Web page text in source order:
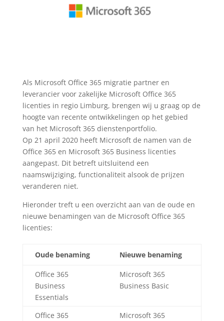
Als Microsoft Office 365 migratie partner en
leverancier voor zakelijke Microsoft Office 365
licenties in regio Limburg, brengen wij u graag op de
hoogte van recente ontwikkelingen op het gebied
van het Microsoft 365 dienstenportfolio.
Op 21 april 2020 heeft Microsoft de namen van de
Office 365 en Microsoft 365 Business licenties
aangepast. Dit betreft uitsluitend een
naamswijziging, functionaliteit alsook de prijzen
veranderen niet.
Hieronder treft u een overzicht aan van de oude en
nieuwe benamingen van de Microsoft Office 365
licenties:
Oude benaming Nieuwe benaming
Office 365
Business
Essentials
Microsoft 365
Business Basic
Office 365
Microsoft 365